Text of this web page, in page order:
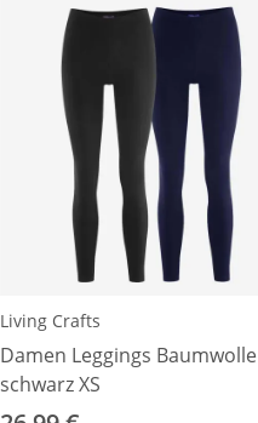
Living Crafts
Damen Leggings Baumwolle
schwarz XS